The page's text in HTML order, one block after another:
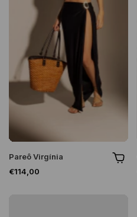
Pareô Virgínia
€114,00